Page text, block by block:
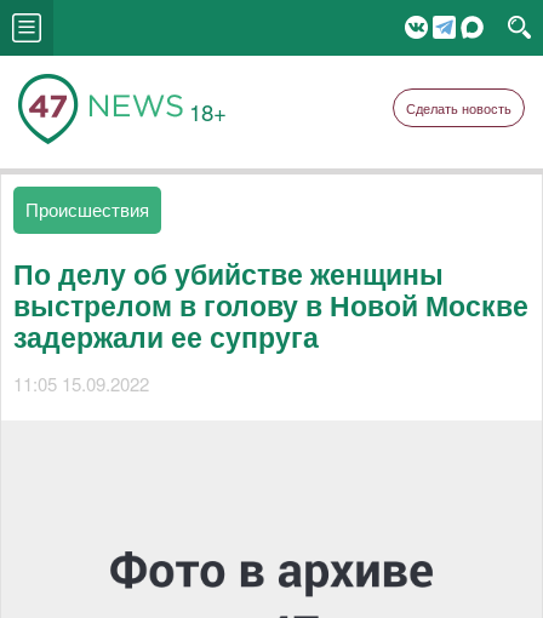
18+ Сделать новость
Происшествия
По делу об убийстве женщины
выстрелом в голову в Новой Москве
задержали ее супруга
11:05 15.09.2022